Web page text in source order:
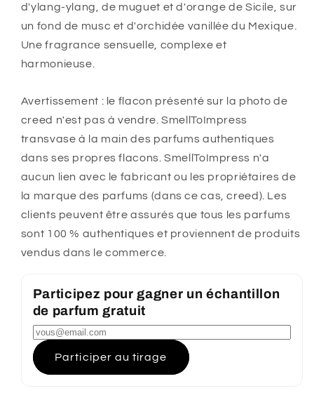
d'ylang-ylang, de muguet et d'orange de Sicile, sur
un fond de musc et d'orchidée vanillée du Mexique.
Une fragrance sensuelle, complexe et
harmonieuse.
Avertissement : le flacon présenté sur la photo de
creed n'est pas à vendre. SmellToImpress
transvase à la main des parfums authentiques
dans ses propres flacons. SmellToImpress n'a
aucun lien avec le fabricant ou les propriétaires de
la marque des parfums (dans ce cas, creed). Les
clients peuvent être assurés que tous les parfums
sont 100 % authentiques et proviennent de produits
vendus dans le commerce.
Participez pour gagner un échantillon
de parfum gratuit
Participer au tirage